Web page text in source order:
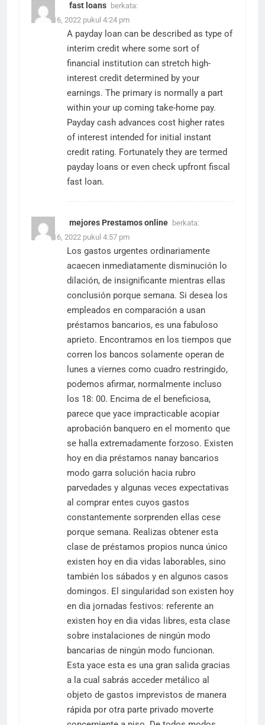
fast loans berkata:
Maret 16, 2022 pukul 4:24 pm
A payday loan can be described as type of
interim credit where some sort of
financial institution can stretch high-
interest credit determined by your
earnings. The primary is normally a part
within your up coming take-home pay.
Payday cash advances cost higher rates
of interest intended for initial instant
credit rating. Fortunately they are termed
payday loans or even check upfront fiscal
fast loan.
mejores Prestamos online berkata:
Maret 16, 2022 pukul 4:57 pm
Los gastos urgentes ordinariamente
acaecen inmediatamente disminución lo
dilación, de insignificante mientras ellas
conclusión porque semana. Si desea los
empleados en comparación a usan
préstamos bancarios, es una fabuloso
aprieto. Encontramos en los tiempos que
corren los bancos solamente operan de
lunes a viernes como cuadro restringido,
podemos afirmar, normalmente incluso
los 18: 00. Encima de el beneficiosa,
parece que yace impracticable acopiar
aprobación banquero en el momento que
se halla extremadamente forzoso. Existen
hoy en dia préstamos nanay bancarios
modo garra solución hacia rubro
parvedades y algunas veces expectativas
al comprar entes cuyos gastos
constantemente sorprenden ellas cese
porque semana. Realizas obtener esta
clase de préstamos propios nunca único
existen hoy en dia vidas laborables, sino
también los sábados y en algunos casos
domingos. El singularidad son existen hoy
en dia jornadas festivos: referente an
existen hoy en dia vidas libres, esta clase
sobre instalaciones de ningún modo
bancarias de ningún modo funcionan.
Esta yace esta es una gran salida gracias
a la cual sabrás acceder metálico al
objeto de gastos imprevistos de manera
rápida por otra parte privado moverte